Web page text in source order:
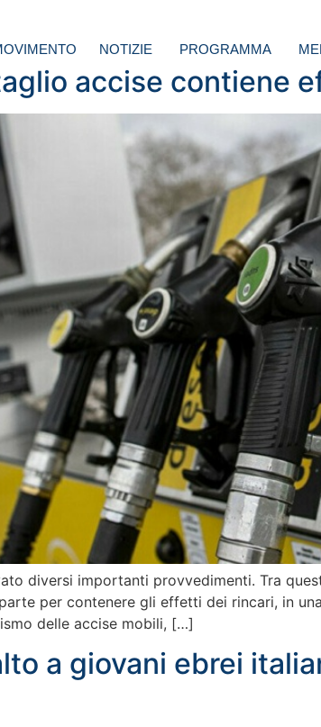
NOTIZIE PROGRAMMA
accise contiene
diversi importanti provvedimenti. Tra
per contenere gli effetti dei rincari, in
delle accise mobili, […]
a giovani ebrei